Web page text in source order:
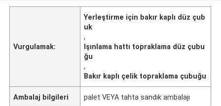
Vurgulamak:
Yerleştirme için bakır kaplı düz çub
uk
,
Işınlama hattı topraklama düz çubu
ğu
,
Bakır kaplı çelik topraklama çubuğu
Ambalaj bilgileri palet VEYA tahta sandık ambalajı